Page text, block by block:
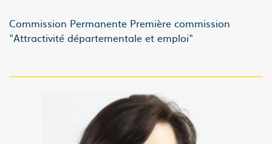
Commission Permanente Première commission
"Attractivité départementale et emploi"